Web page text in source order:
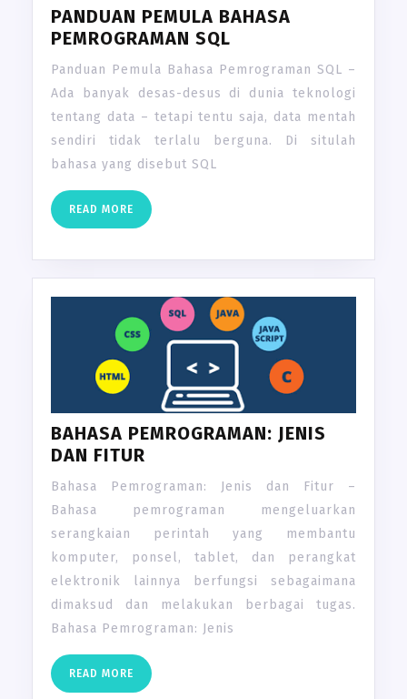
PANDUAN PEMULA BAHASA
PEMROGRAMAN SQL
Panduan Pemula Bahasa Pemrograman SQL –
Ada banyak desas-desus di dunia teknologi
tentang data – tetapi tentu saja, data mentah
sendiri tidak terlalu berguna. Di situlah
bahasa yang disebut SQL
READ MORE READ
MORE
BAHASA PEMROGRAMAN: JENIS
DAN FITUR
Bahasa Pemrograman: Jenis dan Fitur –
Bahasa pemrograman mengeluarkan
serangkaian perintah yang membantu
komputer, ponsel, tablet, dan perangkat
elektronik lainnya berfungsi sebagaimana
dimaksud dan melakukan berbagai tugas.
Bahasa Pemrograman: Jenis
READ MORE READ
MORE